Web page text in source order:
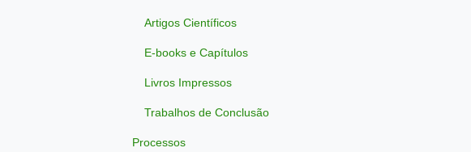
Artigos Científicos
E-books e Capítulos
Livros Impressos
Trabalhos de Conclusão
Processos